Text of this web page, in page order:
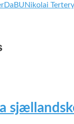
DaBUNikolai